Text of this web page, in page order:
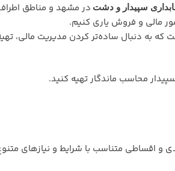
سپیدار و دشت در مشهد و مناطق
مالی و فروش یاری کنیم.
که به دنبال ساده‌تر کردن مدیریت مالی،
محاسب ماندگار تهیه کنید.
متناسب با شرایط و نیازهای